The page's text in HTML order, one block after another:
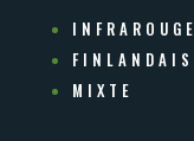
INFRAROUGE
FINLANDAIS
MIXTE